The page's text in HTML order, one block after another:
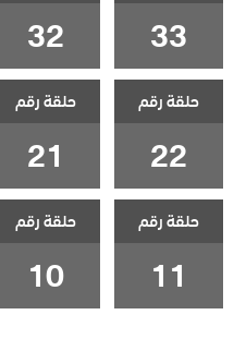
33
32
حلقة رقم
22
حلقة رقم
21
حلقة رقم
11
حلقة رقم
10